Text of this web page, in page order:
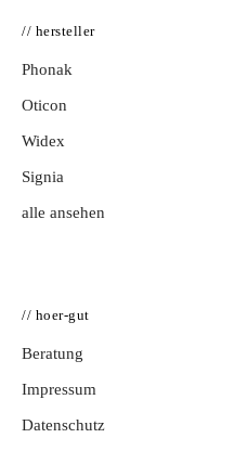
// hersteller
Phonak
Oticon
Widex
Signia
alle ansehen
// hoer-gut
Beratung
Impressum
Datenschutz